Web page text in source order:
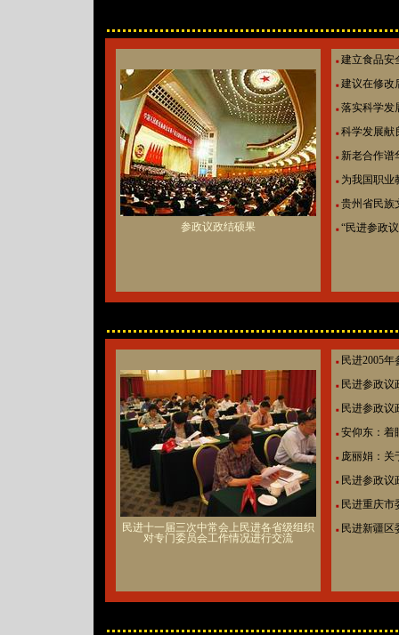
参政议政结硕果
■ 建立食品安
■ 建议在修改
■ 落实科学发
■ 科学发展献
■ 新老合作谱
■ 为我国职业
■ 贵州省民族
■ “民进参政
民进十一届三次中常会上民进各省级组织
对专门委员会工作情况进行交流
■ 民进2005
■ 民进参政议
■ 民进参政议
■ 安仰东：着
■ 庞丽娟：关
■ 民进参政议
■ 民进重庆市
■ 民进新疆区